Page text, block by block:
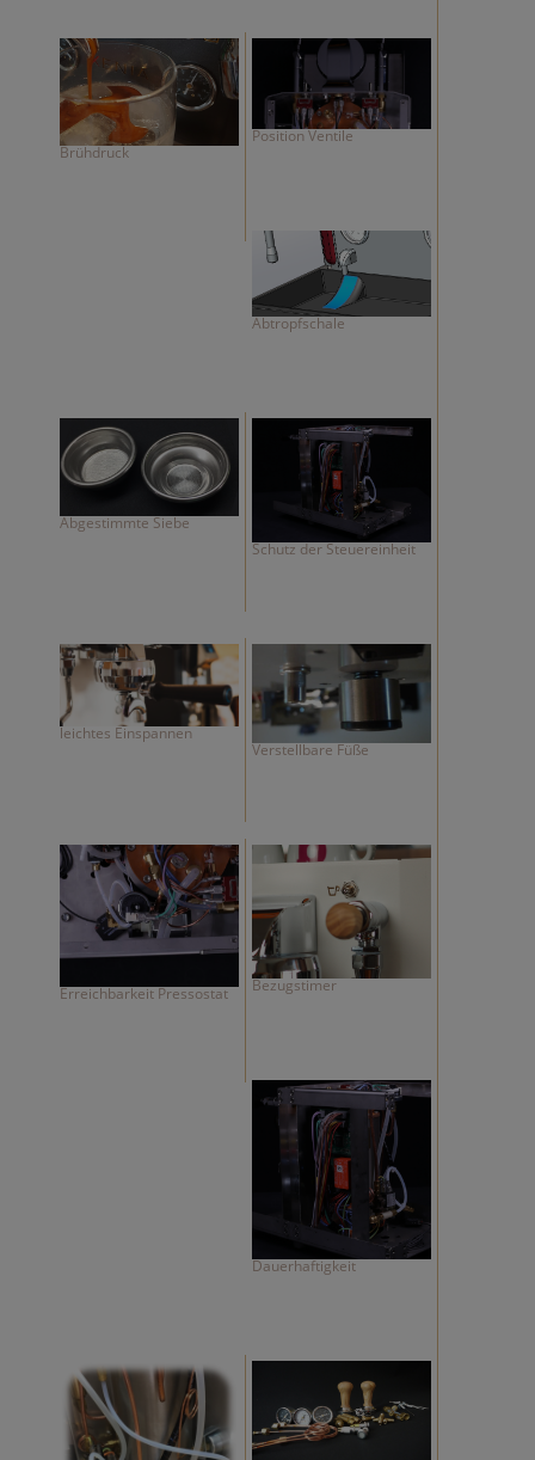
Brühdruck
Position Ventile
Abtropfschale
Abgestimmte Siebe
Schutz der Steuereinheit
leichtes Einspannen
Verstellbare Füße
Erreichbarkeit Pressostat Bezugstimer
Dauerhaftigkeit